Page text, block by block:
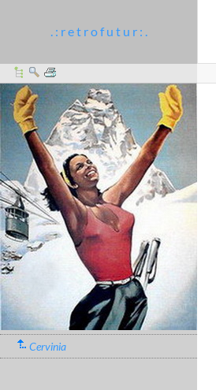
. : r e t r o f u t u r : .
Cervinia